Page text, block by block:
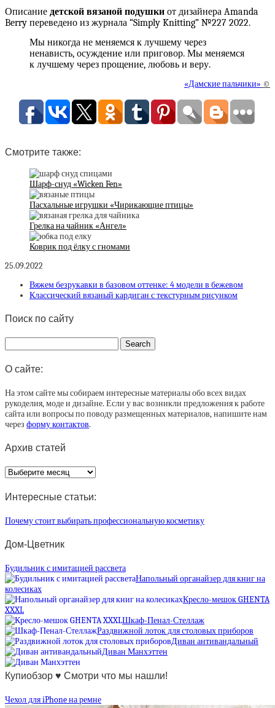
Описание детской вязаной подушки от дизайнера Amanda
Berry переведено из журнала “Simply Knitting” №227 2022.
Мы никогда не меняемся к лучшему через
ненависть, осуждение или приговор. Мы меняемся
к лучшему через прощение, любовь и веру.
«Дамские пальчики» ©
Смотрите также:
Шарф-снуд «Wicken Fen»
Пасхальные игрушки «Чирикающие птицы»
Грелка на чайник «Ангел»
Коврик под ёлку с гномами
25.09.2022
Вяжем безрукавки в базовом оттенке: 4 модели в бежевом
Классический вязаный кардиган с текстурным рисунком
Поиск по сайту
О сайте:
На этом сайте мы собираем интересные материалы обо всех видах
рукоделия, моде и дизайне. Если у вас возникли предложения к работе
сайта или вопросы по поводу размещенных материалов, напишите нам
через форму контактов.
Архив статей
Архив
статей
Интересные статьи:
Почему стоит выбирать профессиональную косметику
Дом-Цветник
Будильник с имитацией рассвета
Напольный органайзер для книг на
колесиках
Кресло-мешок GHENTA
XXXL
Шкаф-Пенал-Стеллаж
Раздвижной лоток для столовых приборов
Диван антивандальный
Диван Манхэттен
Купиобзор ♥ Смотри что мы нашли!
Чехол для iPhone на ремне